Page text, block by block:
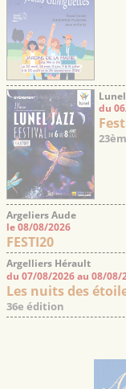
du
Argeliers Aude
le 08/08/2026
FESTI20
Argelliers Hérault
du 07/08/2026 au 08/08/
Les nuits des
36e édition